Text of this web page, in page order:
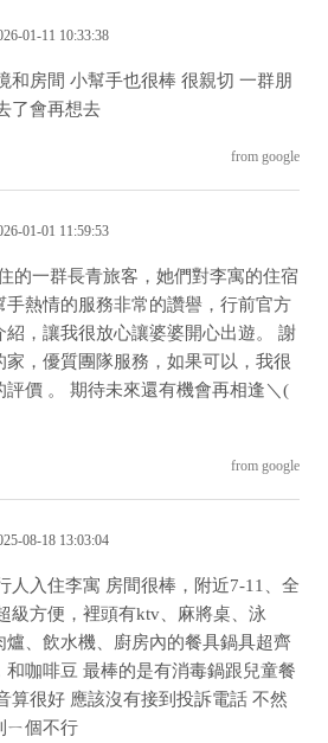
01-11 10:33:38
和房間 小幫手也很棒 很親切 一群朋
了會再想去
from google
01-01 11:59:53
的一群長青旅客，她們對李寓的住宿
手熱情的服務非常的讚譽，行前官方
紹，讓我很放心讓婆婆開心出遊。 謝
家，優質團隊服務，如果可以，我很
評價 。 期待未來還有機會再相逢＼(
from google
08-18 13:03:04
人入住李寓 房間很棒，附近7-11、全
級方便，裡頭有ktv、麻將桌、泳
爐、飲水機、廚房內的餐具鍋具超齊
和咖啡豆 最棒的是有消毒鍋跟兒童餐
算很好 應該沒有接到投訴電話 不然
ㄧ個不行